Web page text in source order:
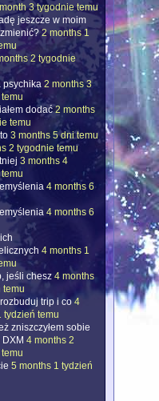
3 tygodnie temu
jeszcze w moim
2 months 1
2 tygodnie
psychika 2 months 3
dodać 2 months
temu
3 months 5 dni temu
2 tygodnie temu
3 months 4
4 months 6
4 months 6
4 months 1
jeśli chesz 4 months
temu
trip i co 4
tydzień temu
zniszczyłem sobie
4 months 2
5 months 1 tydzień